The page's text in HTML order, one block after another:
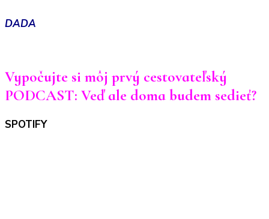
DADA
Vypočujte si môj prvý cestovateľský
PODCAST: Veď ale doma budem sedieť?
SPOTIFY